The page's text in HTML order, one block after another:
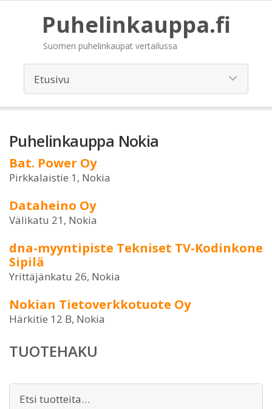
Puhelinkauppa.fi
Suomen puhelinkaupat vertailussa
Puhelinkauppa Nokia
Bat. Power Oy
Pirkkalaistie 1, Nokia
Dataheino Oy
Välikatu 21, Nokia
dna-myyntipiste Tekniset TV-Kodinkone
Sipilä
Yrittäjänkatu 26, Nokia
Nokian Tietoverkkotuote Oy
Härkitie 12 B, Nokia
TUOTEHAKU